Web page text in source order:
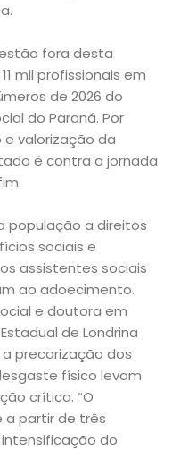
fora desta
mil profissionais em
de 2026 do
do Paraná. Por
valorização da
é contra a jornada
população a direitos
sociais e
assistentes sociais
ao adoecimento.
e doutora em
de Londrina
precarização dos
físico levam
crítica. “O
a partir de três
do